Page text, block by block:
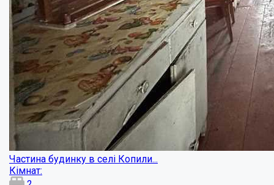
Відпочинь від міста у лісі!...
Кімнат: